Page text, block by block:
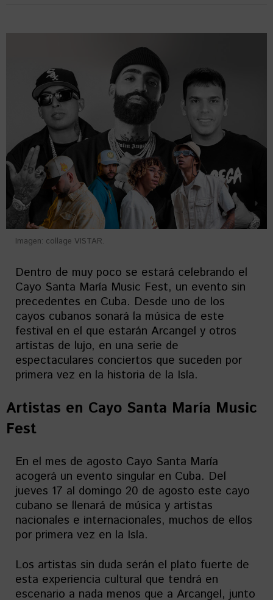
Imagen: collage VISTAR.
Dentro de muy poco se estará celebrando el
Cayo Santa María Music Fest, un evento sin
precedentes en Cuba. Desde uno de los
cayos cubanos sonará la música de este
festival en el que estarán Arcangel y otros
artistas de lujo, en una serie de
espectaculares conciertos que suceden por
primera vez en la historia de la Isla.
Artistas en Cayo Santa María Music
Fest
En el mes de agosto Cayo Santa María
acogerá un evento singular en Cuba. Del
jueves 17 al domingo 20 de agosto este cayo
cubano se llenará de música y artistas
nacionales e internacionales, muchos de ellos
por primera vez en la Isla.
Los artistas sin duda serán el plato fuerte de
esta experiencia cultural que tendrá en
escenario a nada menos que a Arcangel, junto